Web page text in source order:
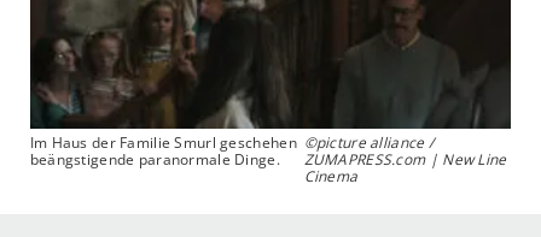
Im Haus der Familie Smurl geschehen
beängstigende paranormale Dinge.
©picture alliance /
ZUMAPRESS.com | New Line
Cinema